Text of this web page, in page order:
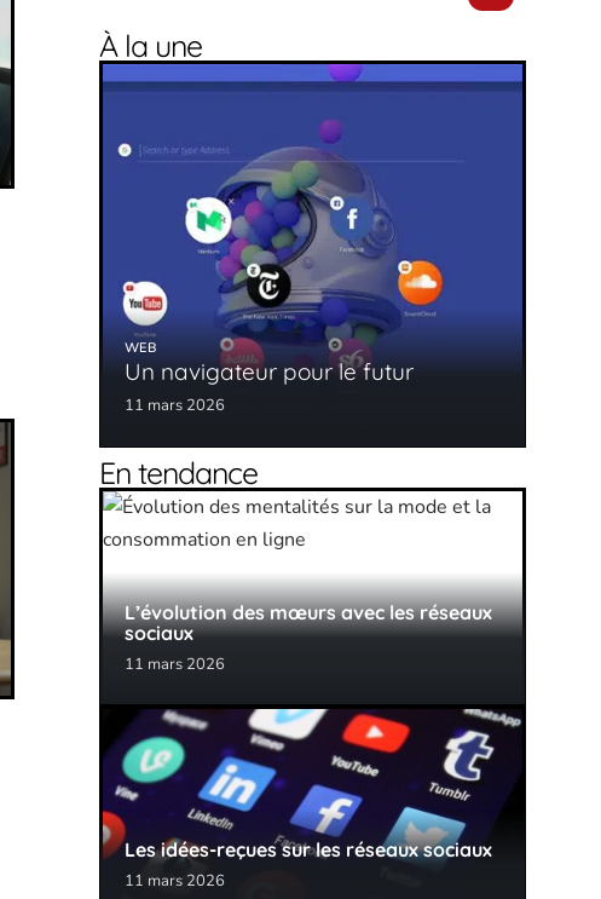
À la une
WEB
Un navigateur pour le futur
11 mars 2026
En tendance
L’évolution des mœurs avec les réseaux
sociaux
11 mars 2026
Les idées-reçues sur les réseaux sociaux
11 mars 2026